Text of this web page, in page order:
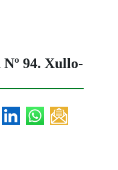
94. Xullo-